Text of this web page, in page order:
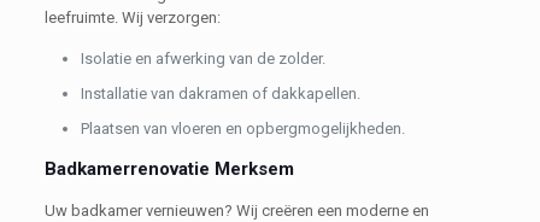
leefruimte. Wij verzorgen:
Isolatie en afwerking van de zolder.
Installatie van dakramen of dakkapellen.
Plaatsen van vloeren en opbergmogelijkheden.
Badkamerrenovatie Merksem
Uw badkamer vernieuwen? Wij creëren een moderne en